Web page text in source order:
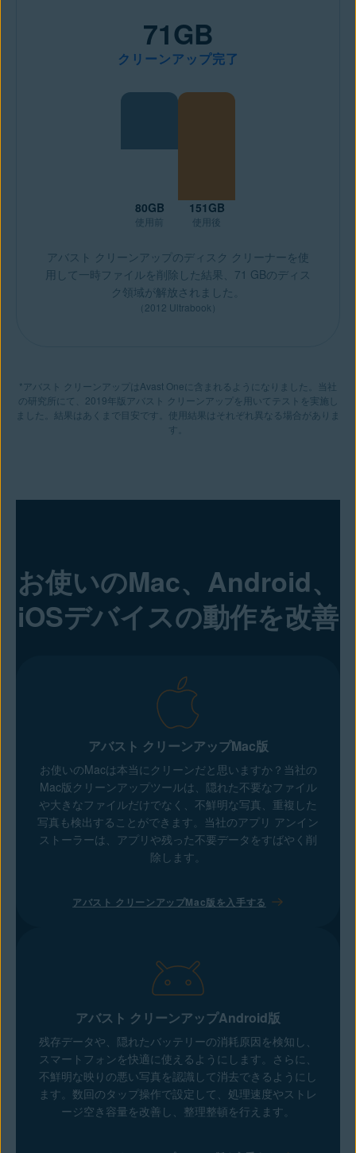
71GB
クリーンアップ完了
80GB
使用前
151GB
使用後
アバスト クリーンアップのディスク クリーナーを使
用して一時ファイルを削除した結果、71 GBのディス
ク領域が解放されました。
（2012 Ultrabook）
*アバスト クリーンアップはAvast Oneに含まれるようになりました。当社
の研究所にて、2019年版アバスト クリーンアップを用いてテストを実施し
ました。結果はあくまで目安です。使用結果はそれぞれ異なる場合がありま
す。
お使いのMac、Android、
iOSデバイスの動作を改善
アバスト クリーンアップMac版
お使いのMacは本当にクリーンだと思いますか？当社の
Mac版クリーンアップツールは、隠れた不要なファイル
や大きなファイルだけでなく、不鮮明な写真、重複した
写真も検出することができます。当社のアプリ アンイン
ストーラーは、アプリや残った不要データをすばやく削
除します。
アバスト クリーンアップMac版を入手する
アバスト クリーンアップAndroid版
残存データや、隠れたバッテリーの消耗原因を検知し、
スマートフォンを快適に使えるようにします。さらに、
不鮮明な映りの悪い写真を認識して消去できるようにし
ます。数回のタップ操作で設定して、処理速度やストレ
ージ空き容量を改善し、整理整頓を行えます。